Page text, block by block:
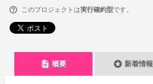
このプロジェクトは実行確約型です。
description 概要 stars 新着情報